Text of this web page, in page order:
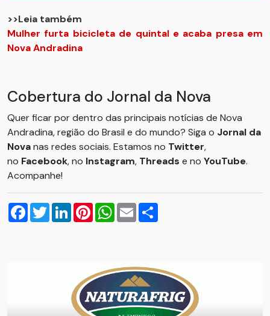
>>Leia também
Mulher furta bicicleta de quintal e acaba presa em
Nova Andradina
Cobertura do Jornal da Nova
Quer ficar por dentro das principais notícias de Nova
Andradina, região do Brasil e do mundo? Siga o Jornal da
Novanas redes sociais. Estamos no Twitter,
no Facebook, no Instagram, Threads e no YouTube.
Acompanhe!
Facebook
TwitterLinkedInPinterestWhatsApp
Email